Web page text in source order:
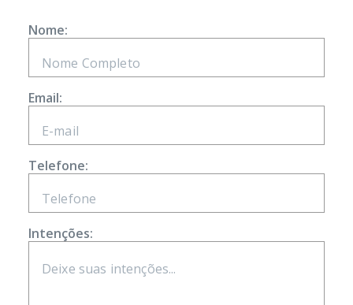
Nome:
Email:
Telefone:
Intenções: